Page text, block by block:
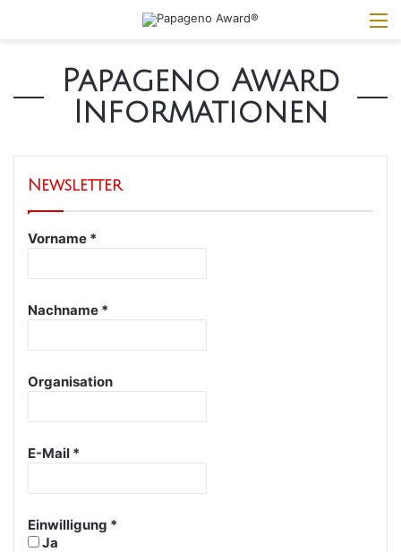
Papageno Award
Informationen
Newsletter
Vorname *
Nachname *
Organisation
E-Mail *
Einwilligung *
Ja